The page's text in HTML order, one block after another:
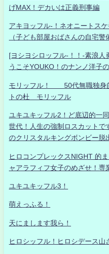
げMAX！デカいは正義刑事編
アキヨッフル-！ネオニートス
（子ども部屋おばさんの自宅警
[ヨシヨシロッフル-！！-素浪人
うこそYOUKO！のナンノ洋子
モリッフル！ 50代無職独身
トの杜 モリッフル
ユキユキッフル2！ど底辺的一
世代！人生の強制ロスカットで
のクリスタルキングボンビー脱
ヒロコンプレックスNIGHT 的
ャアラフィフ女子のめざせ！専
ユキユキッフル3！
萌えっふる！
天にまします我ら！
ヒロシッフル！ヒロシデース山